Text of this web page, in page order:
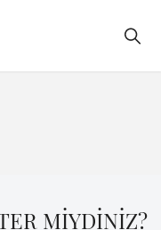
MİYDİNİZ?